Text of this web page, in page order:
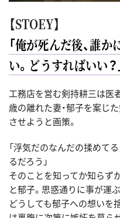
【STOEY】
「俺が死んだ後、誰
い。どうすればいい？
工務店を営む剣持耕三は医
歳の離れた妻・郁子を案じ
させようと画策。
「浮気だのなんだの揉めて
るだろう」
そのことを知ってか知らず
と郁子。思惑通りに事が運ぶ
どうしても郁子への想いを